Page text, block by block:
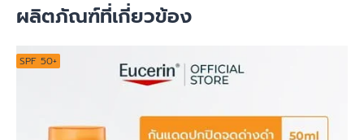
ผลิตภัณฑ์ที่เกี่ยวข้อง
SPF 50+